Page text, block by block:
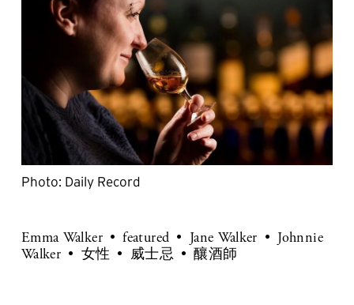
Photo: Daily Record
Emma Walker featured Jane Walker
Johnnie
Walker
女性 威士忌 釀酒師